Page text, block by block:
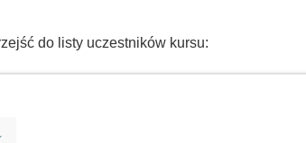
do listy uczestników kursu: